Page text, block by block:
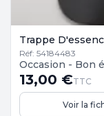
Trappe
Réf: 54184483
Occasion - Bon
13,00 €TTC
Voir la